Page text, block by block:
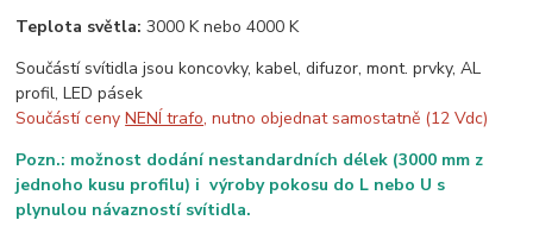
Teplota světla:3000 K nebo 4000 K
Součástí svítidla jsou koncovky, kabel, difuzor, mont. prvky, AL
profil, LED pásek
Součástí cenyNENÍ trafo, nutno objednat samostatně (12 Vdc)
Pozn.: možnost dodání nestandardních délek (3000 mm z
jednoho kusu profilu) i výroby pokosu do L nebo U s
plynulou návazností svítidla.